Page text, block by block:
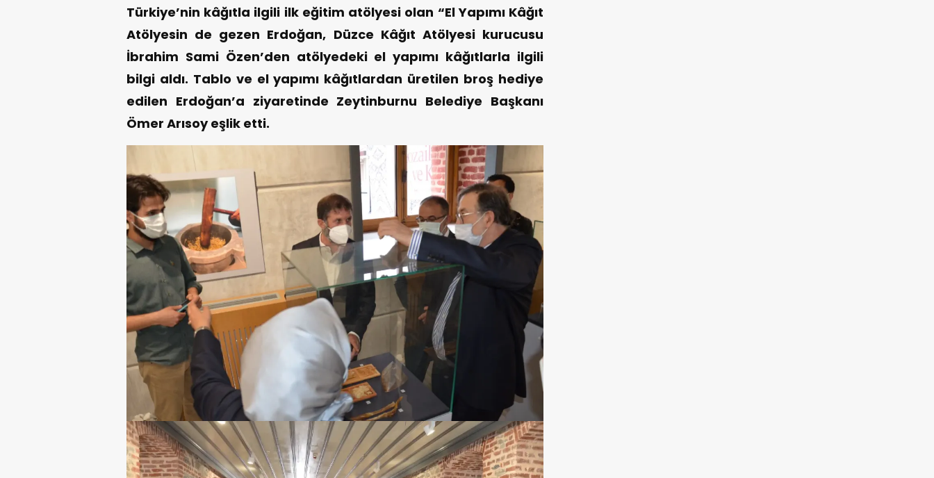
Türkiye’nin kâğıtla ilgili ilk eğitim atölyesi olan “El Yapımı Kâğıt
Atölyesin de gezen Erdoğan, Düzce Kâğıt Atölyesi kurucusu
İbrahim Sami Özen’den atölyedeki el yapımı kâğıtlarla ilgili
bilgi aldı. Tablo ve el yapımı kâğıtlardan üretilen broş hediye
edilen Erdoğan’a ziyaretinde Zeytinburnu Belediye Başkanı
Ömer Arısoy eşlik etti.